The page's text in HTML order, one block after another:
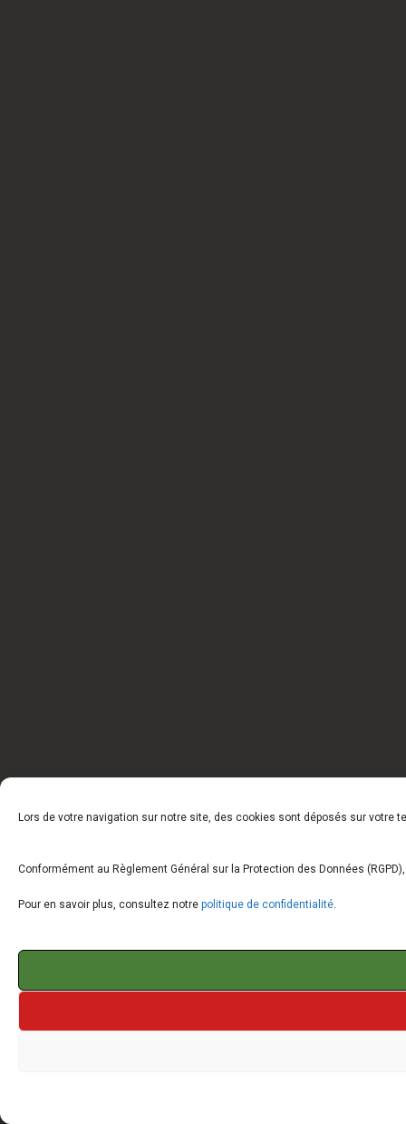
Lors de votre navigation sur notre site, des cookies sont déposés sur votre
Conformément au Règlement Général sur la Protection des Données
Pour en savoir plus, consultez notre politique de confidentialité.